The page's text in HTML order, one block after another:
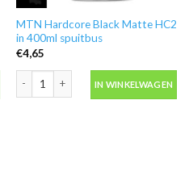
MTN Hardcore Black Matte HC2
in 400ml spuitbus
€4,65
IN WINKELWAGEN